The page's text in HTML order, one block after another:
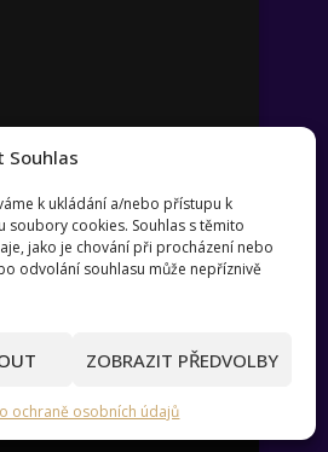
Souhlas
k ukládání a/nebo přístupu k
cookies. Souhlas s těmito
jako je chování při procházení nebo
odvolání souhlasu může nepříznivě
ZOBRAZIT PŘEDVOLBY
ochraně osobních údajů
wmag.cz